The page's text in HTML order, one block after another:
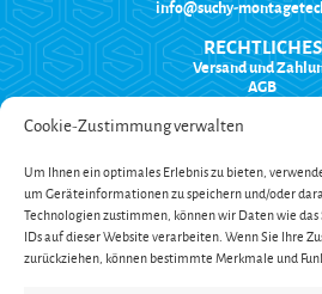
Cookie-Zustimmung verwalten
Um Ihnen ein optimales Erlebnis zu bieten,
um Geräteinformationen zu speichern und/oder
Technologien zustimmen, können wir Daten wie
IDs auf dieser Website verarbeiten. Wenn Sie Ihre
zurückziehen, können bestimmte Merkmale und
info@suchy-
RECHTLICHES
Versand und
AGB
Impressum
SERVICE
Onlinekatalog
Öffnungszeiten
Newsletter